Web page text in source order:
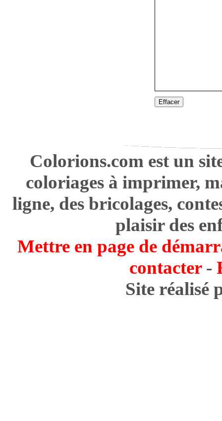
Effacer
Colorions.com est un
coloriages à imprimer,
ligne, des bricolages,
plaisir des
Mettre en page de
contacter-
Site réalisé